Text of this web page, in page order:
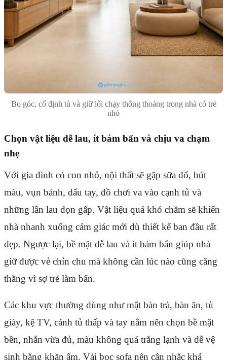
Bo góc, cố định tủ và giữ lối chạy thông thoáng trong nhà có trẻ
nhỏ
Chọn vật liệu dễ lau, ít bám bẩn và chịu va chạm
nhẹ
Với gia đình có con nhỏ, nội thất sẽ gặp sữa đổ, bút
màu, vụn bánh, dấu tay, đồ chơi va vào cạnh tủ và
những lần lau dọn gấp. Vật liệu quá khó chăm sẽ khiến
nhà nhanh xuống cảm giác mới dù thiết kế ban đầu rất
đẹp. Ngược lại, bề mặt dễ lau và ít bám bẩn giúp nhà
giữ được vẻ chỉn chu mà không cần lúc nào cũng căng
thẳng vì sợ trẻ làm bẩn.
Các khu vực thường dùng như mặt bàn trà, bàn ăn, tủ
giày, kệ TV, cánh tủ thấp và tay nắm nên chọn bề mặt
bền, nhẵn vừa đủ, màu không quá trắng lạnh và dễ vệ
sinh bằng khăn ẩm. Vải bọc sofa nên cân nhắc khả